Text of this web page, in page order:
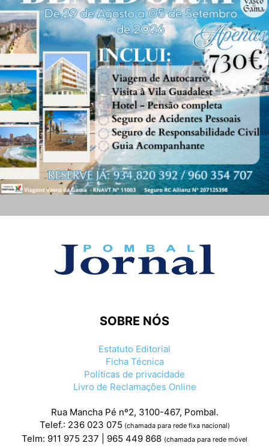
SOBRE NÓS
Estatuto Editorial
Ficha Técnica
Políticas de privacidade
Livro de Reclamações Online
Rua Mancha Pé nº2, 3100-467, Pombal.
Telef.: 236 023 075 (chamada para rede fixa nacional)
Telm: 911 975 237 | 965 449 868 (chamada para rede móvel